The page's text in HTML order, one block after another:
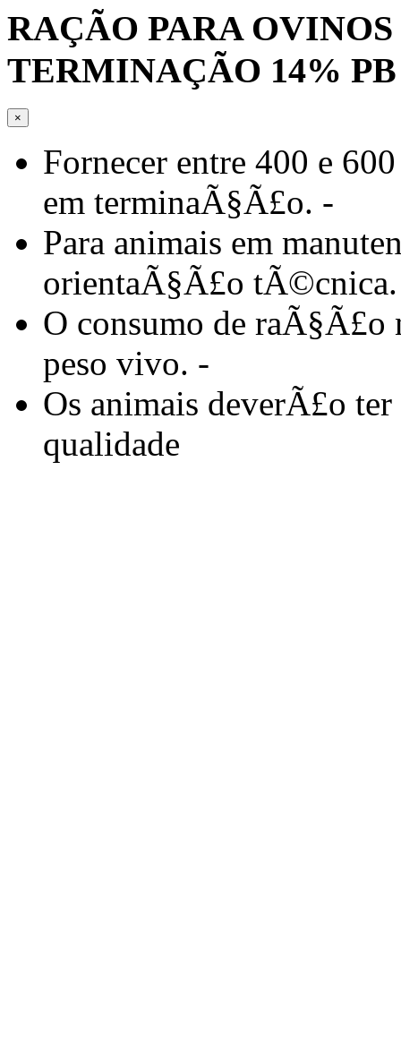
RAÇÃO PARA
TERMINAÇÃO 14% PB
×
Fornecer entre 400 e
em terminaÃ§Ã£o. -
Para animais em
orientaÃ§Ã£o
O consumo de raÃ§Ã£o
peso vivo. -
Os animais deverÃ£o
qualidade